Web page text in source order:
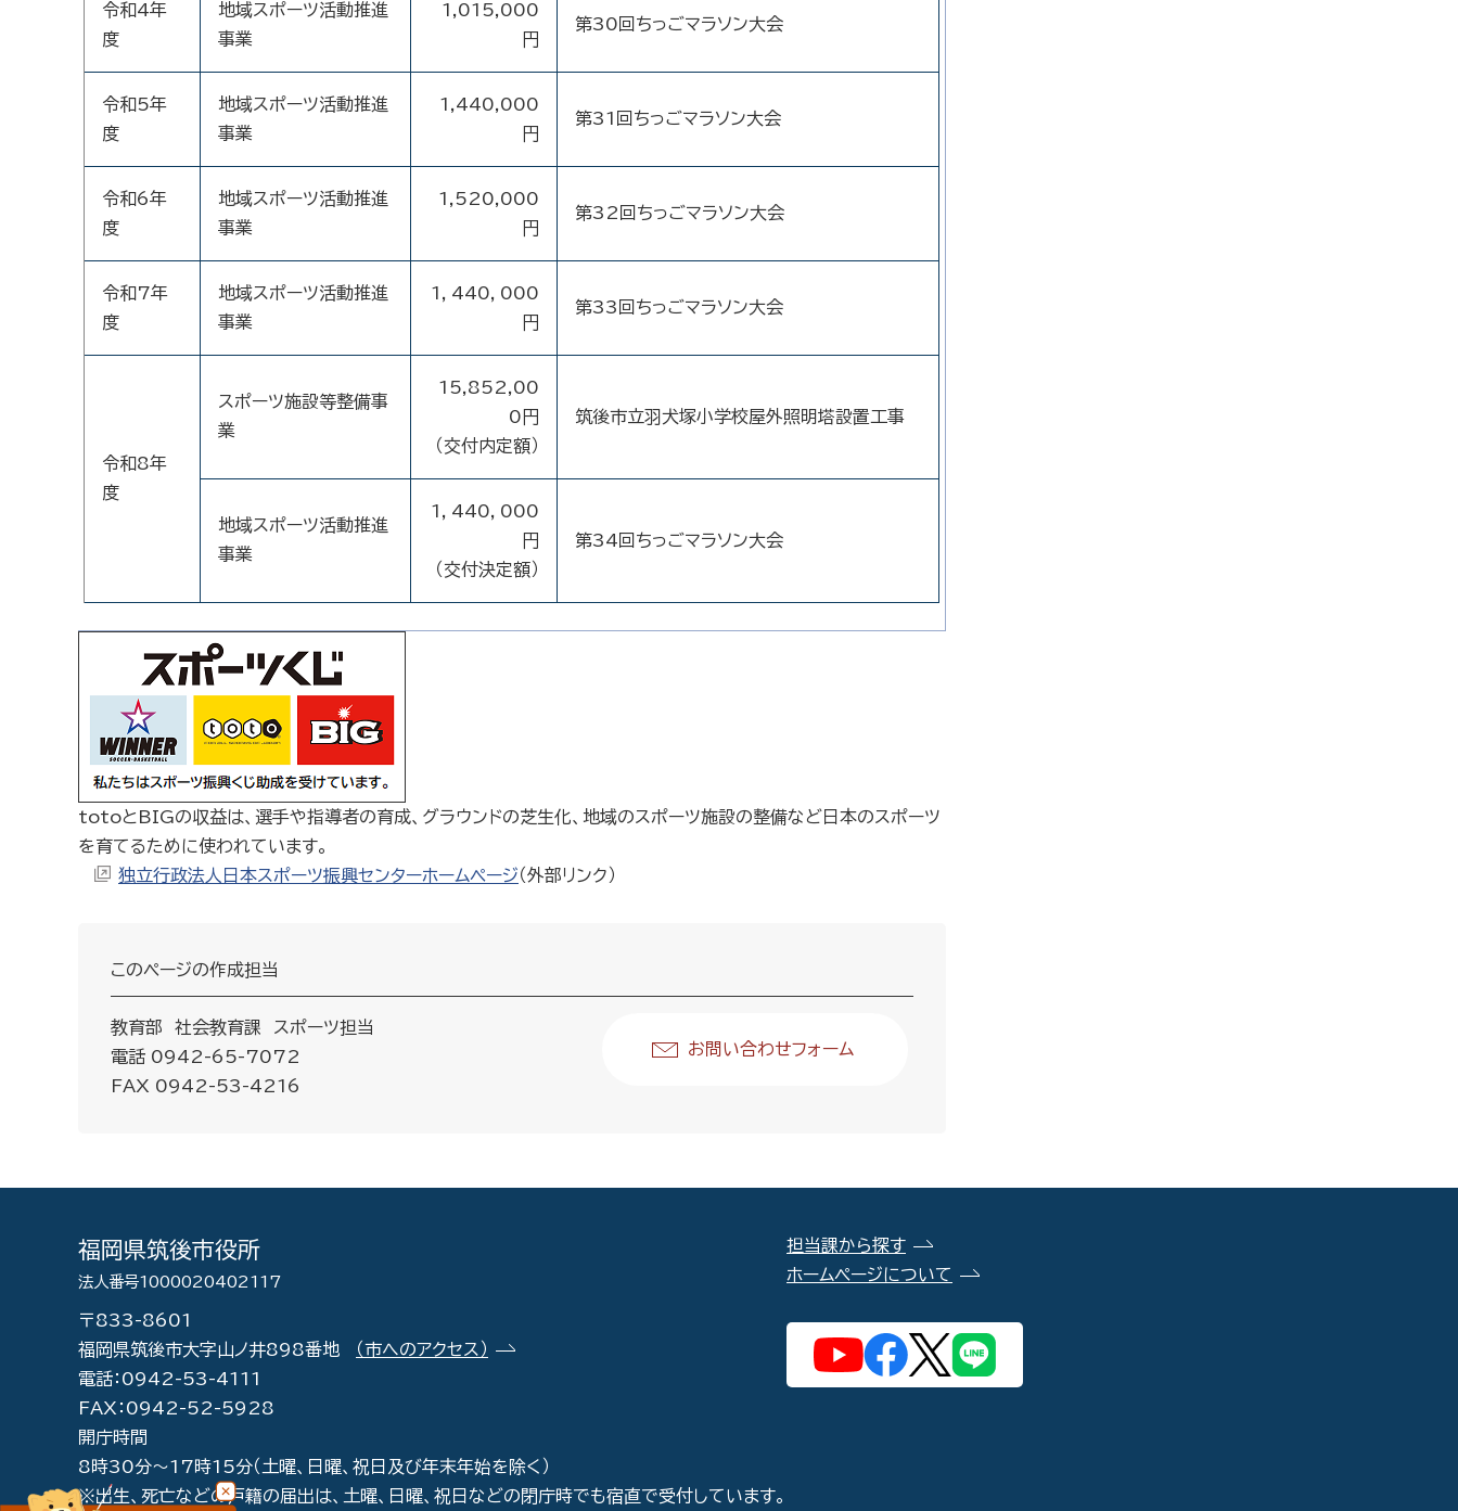
令和4年
度
地域スポーツ活動推進
事業
1,015,000
円
第30回ちっごマラソン大会
令和5年
度
地域スポーツ活動推進
事業
1,440,000
円
第31回ちっごマラソン大会
令和6年
度
地域スポーツ活動推進
事業
1,520,000
円
第32回ちっごマラソン大会
令和7年
度
地域スポーツ活動推進
事業
1，440，000
円
第33回ちっごマラソン大会
令和8年
度
スポーツ施設等整備事
業
15,852,00
0円
（交付内定額）
筑後市立羽犬塚小学校屋外照明塔設置工事
地域スポーツ活動推進
事業
1，440，000
円
（交付決定額）
第34回ちっごマラソン大会
totoとBIGの収益は、選手や指導者の育成、グラウンドの芝生化、地域のスポーツ施設の整備など日本のスポーツ
を育てるために使われています。
独立行政法人日本スポーツ振興センターホームページ（外部リンク）
このページの作成担当
教育部 社会教育課 スポーツ担当
電話 0942-65-7072
FAX 0942-53-4216
お問い合わせフォーム
福岡県筑後市役所
法人番号1000020402117
〒833-8601
福岡県筑後市大字山ノ井898番地
（市へのアクセス）
電話：0942-53-4111
FAX：0942-52-5928
開庁時間
8時30分～17時15分（土曜、日曜、祝日及び年末年始を除く）
※出生、死亡などの戸籍の届出は、土曜、日曜、祝日などの閉庁時でも宿直で受付しています。
担当課から探す
ホームページについて